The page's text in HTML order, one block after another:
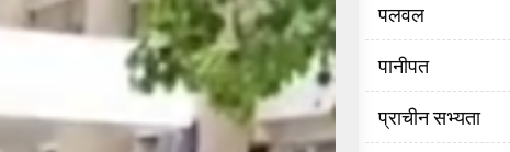
पलवल
पानीपत
प्राचीन सभ्यता